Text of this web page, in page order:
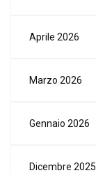
Aprile 2026
Marzo 2026
Gennaio 2026
Dicembre 2025